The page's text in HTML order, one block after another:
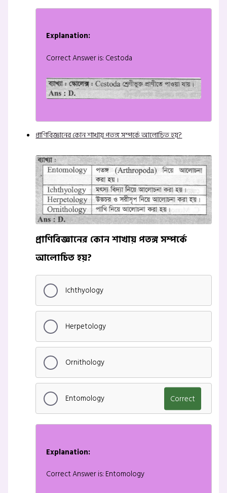
Explanation:
Correct Answer is: Cestoda
প্রাণিবিজ্ঞানের কোন শাখায় পতঙ্গ সম্পর্কে আলোচিত হয়?
প্রাণিবিজ্ঞানের কোন শাখায় পতঙ্গ সম্পর্কে
আলোচিত হয়?
Ichthyology
Herpetology
Ornithology
Entomology Correct
Explanation:
Correct Answer is: Entomology